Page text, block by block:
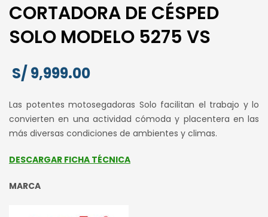
CORTADORA DE CÉSPED
SOLO MODELO 5275 VS
S/ 9,999.00
Las potentes motosegadoras Solo facilitan el trabajo y lo
convierten en una actividad cómoda y placentera en las
más diversas condiciones de ambientes y climas.
DESCARGAR FICHA TÉCNICA
MARCA